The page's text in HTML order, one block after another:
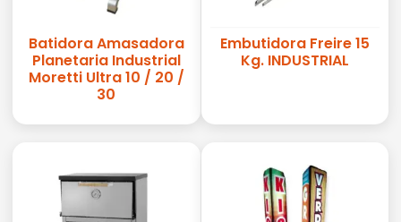
Batidora Amasadora
Planetaria Industrial
Moretti Ultra 10 / 20 /
30
Embutidora Freire 15
Kg. INDUSTRIAL